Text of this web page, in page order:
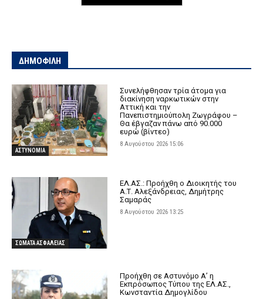
ΔΗΜΟΦΙΛΗ
ΑΣΤΥΝΟΜΙΑ
Συνελήφθησαν τρία άτομα για
διακίνηση ναρκωτικών στην
Αττική και την
Πανεπιστημιούπολη Ζωγράφου –
Θα έβγαζαν πάνω από 90.000
ευρώ (βίντεο)
8 Αυγούστου 2026 15:06
ΣΩΜΑΤΑ ΑΣΦΑΛΕΙΑΣ
ΕΛ.ΑΣ.: Προήχθη ο Διοικητής του
Α.Τ. Αλεξάνδρειας, Δημήτρης
Σαμαράς
8 Αυγούστου 2026 13:25
Προήχθη σε Αστυνόμο Α’ η
Εκπρόσωπος Τύπου της ΕΛ.ΑΣ.,
Κωνσταντία Δημογλίδου